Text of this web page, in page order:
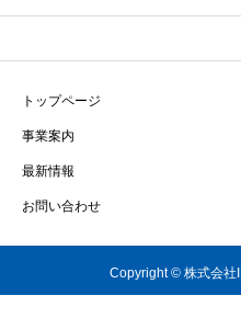
トップページ
事業案内
最新情報
お問い合わせ
Copyright © 株式会社